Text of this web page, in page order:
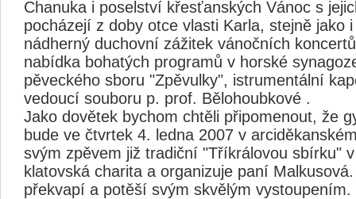
Chanuka i poselství křesťanských Vánoc s
pocházejí z doby otce vlasti Karla, stejně jako
nádherný duchovní zážitek vánočních
nabídka bohatých programů v horské
pěveckého sboru "Zpěvulky", istrumentální
vedoucí souboru p. prof. Bělohoubkové .
Jako dovětek bychom chtěli připomenout, že
bude ve čtvrtek 4. ledna 2007 v
svým zpěvem již tradiční "Tříkrálovou sbírku"
klatovská charita a organizuje paní
překvapí a potěší svým skvělým vystoupením.